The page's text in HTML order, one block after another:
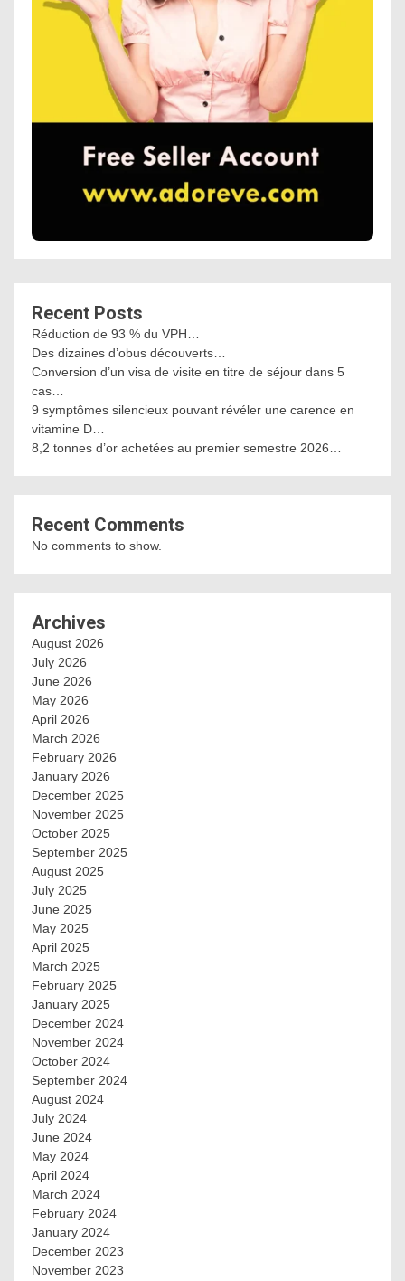
Recent Posts
Réduction de 93 % du VPH…
Des dizaines d’obus découverts…
Conversion d’un visa de visite en titre de séjour dans 5
cas…
9 symptômes silencieux pouvant révéler une carence en
vitamine D…
8,2 tonnes d’or achetées au premier semestre 2026…
Recent Comments
No comments to show.
Archives
August 2026
July 2026
June 2026
May 2026
April 2026
March 2026
February 2026
January 2026
December 2025
November 2025
October 2025
September 2025
August 2025
July 2025
June 2025
May 2025
April 2025
March 2025
February 2025
January 2025
December 2024
November 2024
October 2024
September 2024
August 2024
July 2024
June 2024
May 2024
April 2024
March 2024
February 2024
January 2024
December 2023
November 2023